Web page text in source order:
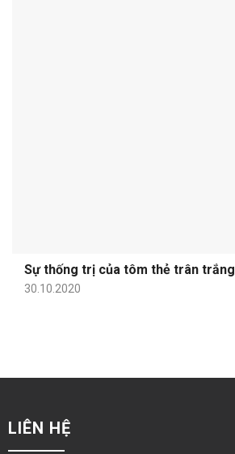
Sự thống trị của tôm thẻ trân trắng
30.10.2020
LIÊN HỆ